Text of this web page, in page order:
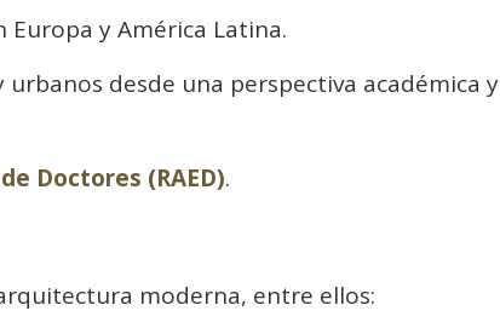
y América Latina.
desde una perspectiva académica y
Doctores (RAED).
moderna, entre ellos: